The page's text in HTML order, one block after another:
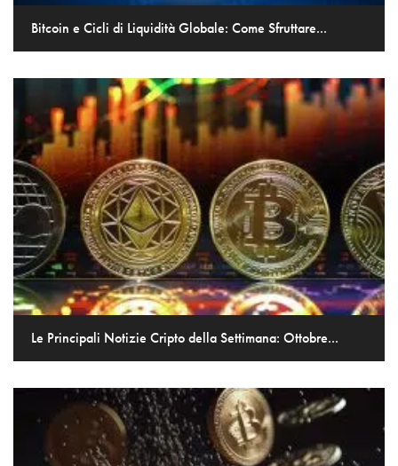
Bitcoin e Cicli di Liquidità Globale: Come Sfruttare...
Le Principali Notizie Cripto della Settimana: Ottobre...